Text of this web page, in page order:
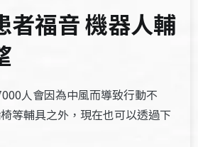
者福音 機器人輔
人會因為中風而導致行動不
等輔具之外，現在也可以透過下